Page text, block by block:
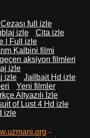
full izle
izle
Cita izle
| Full izle
Kalbini filmi
aksiyon filmleri
izle
izle
Jailbait Hd izle
Yeni filmler
Altyazılı İzle
of Lust 4 Hd izle
izle
-